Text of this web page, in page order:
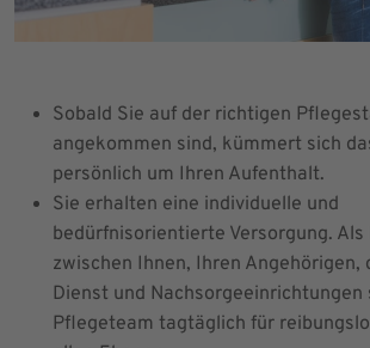
Sobald Sie auf der richtigen
angekommen sind, kümmert sich
persönlich um Ihren Aufenthalt.
Sie erhalten eine individuelle und
bedürfnisorientierte Versorgung.
zwischen Ihnen, Ihren Angehörigen,
Dienst und Nachsorgeeinrichtungen
Pflegeteam tagtäglich für